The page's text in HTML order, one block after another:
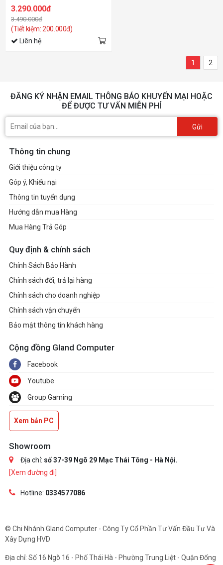
3.290.000đ
3.490.000đ
(Tiết kiệm: 200.000đ)
Liên hệ
1 2
ĐĂNG KÝ NHẬN EMAIL THÔNG BÁO KHUYẾN MẠI HOẶC
ĐỂ ĐƯỢC TƯ VẤN MIỄN PHÍ
Gửi
Thông tin chung
Giới thiệu công ty
Góp ý, Khiếu nại
Thông tin tuyển dụng
Hướng dẫn mua Hàng
Mua Hàng Trả Góp
Quy định & chính sách
Chính Sách Bảo Hành
Chính sách đổi, trả lại hàng
Chính sách cho doanh nghiệp
Chính sách vận chuyển
Bảo mật thông tin khách hàng
Cộng đồng Gland Computer
Facebook
Youtube
Group Gaming
Xem bản PC
Showroom
Địa chỉ: số 37-39 Ngõ 29 Mạc Thái Tông - Hà Nội.
[Xem đường đi]
Hotline: 0334577086
© Chi Nhánh Gland Computer - Công Ty Cổ Phần Tư Vấn Đầu Tư Và
Xây Dựng HVD
Địa chỉ: Số 16 Ngõ 16 - Phố Thái Hà - Phường Trung Liệt - Quận Đống